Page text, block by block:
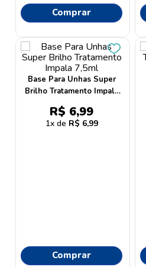
Comprar
Base Para Unhas Super
Brilho Tratamento Impala
7,5ml
R$ 6,99
1 R$ 6,99
Comprar